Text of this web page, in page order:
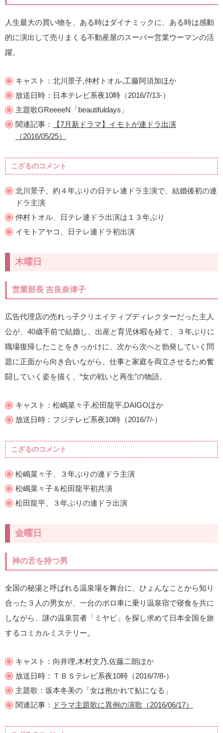
人生最大の買い物を、ある時はダイナミックに、ある時は感動
的に演出して売りまくる不動産屋のスーパー営業ウーマンの活
躍。
キャスト：北川景子,仲村トオル,工藤阿須加ほか
放送日時：日本テレビ系夜10時（2016/7/13-）
主題歌GReeeeN「beautifuldays」
関連記事：
【7月新ドラマ】イモトが連ドラ出演
（2016/05/25）
こざるのコメント
北川景子、約４年ぶりの日テレ連ドラ主演で、結婚後初の連
ドラ主演
仲村トオル、日テレ連ドラ出演は１３年ぶり
イモトアヤコ、日テレ連ドラ初出演
木曜日
営業部長 吉良奈津子
広告代理店の売れっ子クリエイティブディレクターだった主人
公が、40歳手前で結婚し、出産と育児休暇を経て、３年ぶりに
職場復帰したことをきっかけに、次から次へと勃発していく問
題に正面から向き合いながら、仕事と家庭を両立させるため奮
闘していく姿を描く、“女の戦いと再生”の物語。
キャスト：松嶋菜々子,松田龍平,DAIGOほか
放送日時：フジテレビ系夜10時（2016/7/-）
こざるのコメント
松嶋菜々子、３年ぶりの連ドラ主演
松嶋菜々子＆松田龍平初共演
松田龍平、３年ぶりの連ドラ出演
金曜日
神の舌を持つ男
全国の秘湯と呼ばれる温泉場を舞台に、ひょんなことから知り
合った３人の男女が、一台のボロ車に乗り温泉宿で寝食を共に
しながら、謎の温泉芸者「ミヤビ」を探し求めて日本全国を旅
するコミカルミステリー。
キャスト：向井理,木村文乃,佐藤二朗ほか
放送日時：ＴＢＳテレビ系夜10時（2016/7/8-）
主題歌：坂本冬美の「女は抱かれて鮎になる」
関連記事：
ドラマ主題歌に異例の演歌（2016/06/17）